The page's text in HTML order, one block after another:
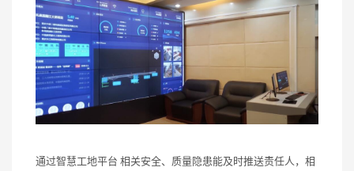
通过智慧工地平台 相关安全、质量隐患能及时推送责任人，相